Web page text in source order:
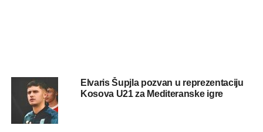
Elvaris Šupjla pozvan u reprezentaciju
Kosova U21 za Mediteranske igre